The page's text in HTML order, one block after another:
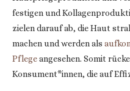
festigen und
zielen darauf ab, die Haut
machen und werden als
Pflegeangesehen. Somit
Konsument*innen, die auf